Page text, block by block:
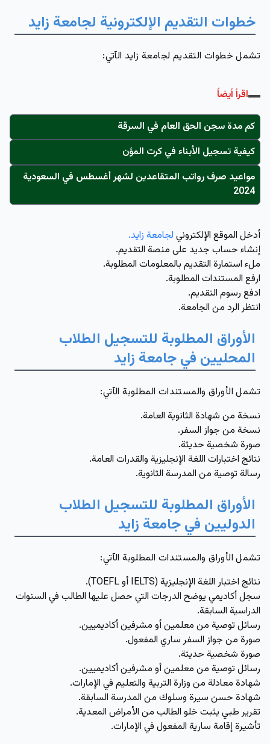
خطوات التقديم الإلكترونية لجامعة زايد
تشمل خطوات التقديم لجامعة زايد الآتي:
اقرأ أيضاً
كم مدة سجن الحق العام في السرقة
كيفية تسجيل الأبناء في كرت المؤن
مواعيد صرف رواتب المتقاعدين لشهر أغسطس في السعودية
2024
أدخل الموقع الإلكتروني لجامعة زايد.
إنشاء حساب جديد على منصة التقديم.
ملء استمارة التقديم بالمعلومات المطلوبة.
ارفع المستندات المطلوبة.
ادفع رسوم التقديم.
انتظر الرد من الجامعة.
الأوراق المطلوبة للتسجيل الطلاب
المحليين في جامعة زايد
تشمل الأوراق والمستندات المطلوبة الآتي:
نسخة من شهادة الثانوية العامة.
نسخة من جواز السفر.
صورة شخصية حديثة.
نتائج اختبارات اللغة الإنجليزية والقدرات العامة.
رسالة توصية من المدرسة الثانوية.
الأوراق المطلوبة للتسجيل الطلاب
الدوليين في جامعة زايد
تشمل الأوراق والمستندات المطلوبة الآتي:
نتائج اختبار اللغة الإنجليزية (IELTS أو TOEFL).
سجل أكاديمي يوضح الدرجات التي حصل عليها الطالب في السنوات
الدراسية السابقة.
رسائل توصية من معلمين أو مشرفين أكاديميين.
صورة من جواز السفر ساري المفعول.
صورة شخصية حديثة.
رسائل توصية من معلمين أو مشرفين أكاديميين.
شهادة معادلة من وزارة التربية والتعليم في الإمارات.
شهادة حسن سيرة وسلوك من المدرسة السابقة.
تقرير طبي يثبت خلو الطالب من الأمراض المعدية.
تأشيرة إقامة سارية المفعول في الإمارات.